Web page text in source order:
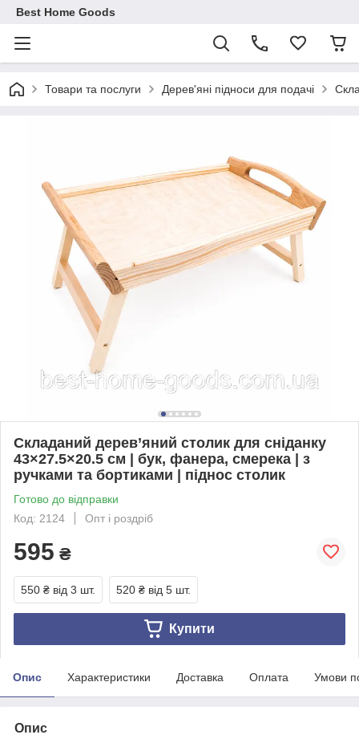
Best Home Goods
Товари та послуги Дерев'яні підноси для подачі
Складаний дерев’яний столик для сніданку
43×27.5×20.5 см | бук, фанера, смерека | з
ручками та бортиками | піднос столик
Готово до відправки
Код: 2124
Опт і роздріб
595 ₴
550 ₴ від 3 шт. 520 ₴ від 5 шт.
Купити
Опис Характеристики Доставка Оплата Умови
Опис